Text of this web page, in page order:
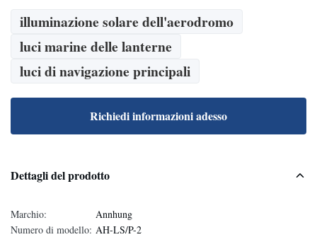
illuminazione solare dell'aerodromo
luci marine delle lanterne
luci di navigazione principali
Richiedi informazioni adesso
Dettagli del prodotto
Marchio:
Annhung
Numero di modello: AH-LS/P-2